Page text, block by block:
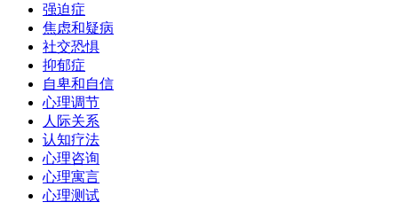
强迫症
焦虑和疑病
社交恐惧
抑郁症
自卑和自信
心理调节
人际关系
认知疗法
心理咨询
心理寓言
心理测试